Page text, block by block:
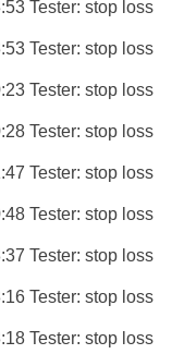
Tester: stop loss
Tester: stop loss
Tester: stop loss
Tester: stop loss
Tester: stop loss
Tester: stop loss
Tester: stop loss
Tester: stop loss
Tester: stop loss